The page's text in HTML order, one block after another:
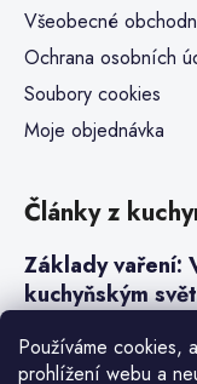
Používáme cookies,
prohlížení webu a
Všeobecné
Ochrana osobních
Soubory cookies
Moje objednávka
Články z
Základy vaření:
kuchyňským
Steaky a sous-